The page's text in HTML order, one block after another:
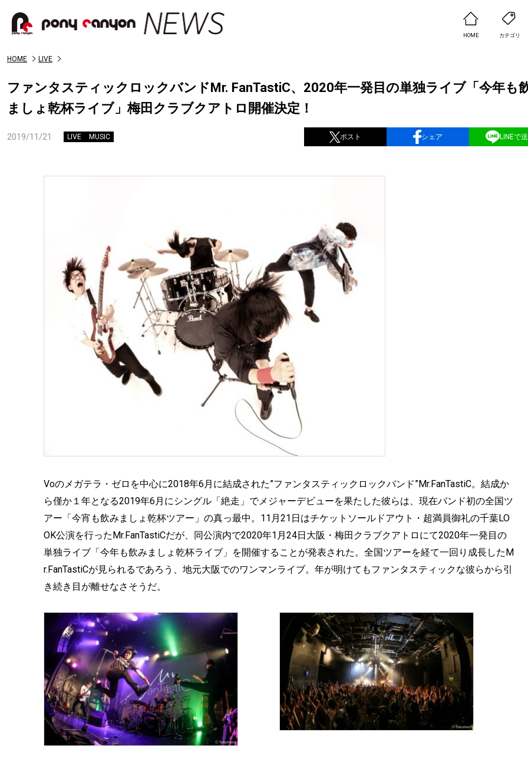
HOME カテゴリ
HOME LIVE
ファンタスティックロックバンドMr. FanTastiC、2020年一発目の単独ライブ「今年も
ましょ乾杯ライブ」梅田クラブクアトロ開催決定！
2019/11/21 LIVE MUSIC ポスト シェア LINEで
Voのメガテラ・ゼロを中心に2018年6月に結成された”ファンタスティックロックバンド”Mr.FanTastiC。結成か
ら僅か１年となる2019年6月にシングル「絶走」でメジャーデビューを果たした彼らは、現在バンド初の全国ツ
アー「今宵も飲みましょ乾杯ツアー」の真っ最中。11月21日はチケットソールドアウト・超満員御礼の千葉LO
OK公演を行ったMr.FanTastiCだが、同公演内で2020年1月24日大阪・梅田クラブクアトロにて2020年一発目の
単独ライブ「今年も飲みましょ乾杯ライブ」を開催することが発表された。全国ツアーを経て一回り成長したM
r.FanTastiCが見られるであろう、地元大阪でのワンマンライブ。年が明けてもファンタスティックな彼らから引
き続き目が離せなさそうだ。